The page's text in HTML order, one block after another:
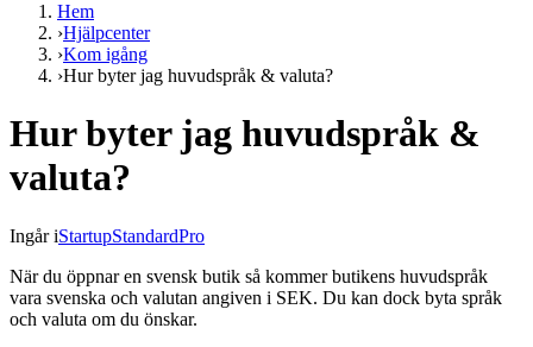
Hem
›Hjälpcenter
›Kom igång
›Hur byter jag huvudspråk & valuta?
Hur byter jag huvudspråk &
valuta?
Ingår iStartupStandardPro
När du öppnar en svensk butik så kommer butikens huvudspråk
vara svenska och valutan angiven i SEK. Du kan dock byta språk
och valuta om du önskar.